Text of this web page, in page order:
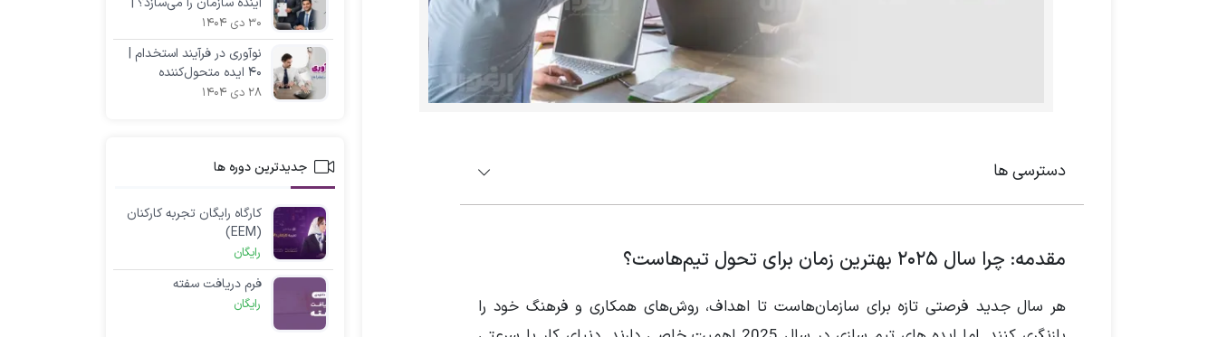
دسترسی ها
مقدمه: چرا سال ۲۰۲۵ بهترین زمان برای تحول تیم‌هاست؟
هر سال جدید فرصتی تازه برای سازمان‌هاست تا اهداف، روش‌های همکاری و فرهنگ خود را
راهنمای جامع
30 دی 1404
نوآوری در فرآیند استخدام |
۴۰ ایده متحول‌کننده
مختص مدیران
28 دی 1404
جدیدترین دوره ها
کارگاه رایگان تجربه کارکنان
(EEM)
رایگان
فرم دریافت سفته
رایگان